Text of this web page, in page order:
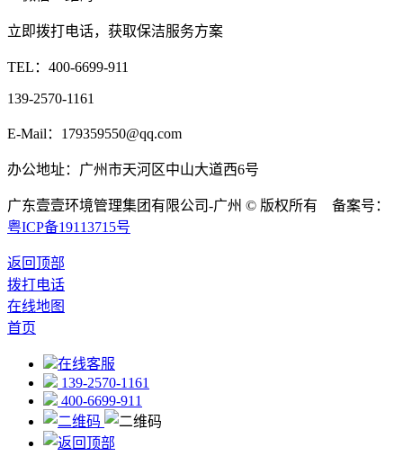
立即拨打电话，获取保洁服务方案
TEL： 400-6699-911
139-2570-1161
E-Mail：179359550@qq.com
办公地址：广州市天河区中山大道西6号
广东壹壹环境管理集团有限公司-广州 © 版权所有 备案号：
粤ICP备19113715号
返回顶部
拨打电话
在线地图
首页
在线客服
139-2570-1161
400-6699-911